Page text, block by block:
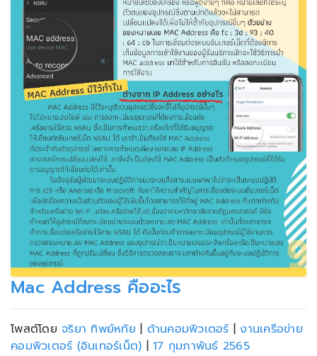
Mac Address คืออะไร
โพสต์โดย จริยา ทิพย์หทัย | ด้านคอมพิวเตอร์ | งานเครือข่าย
คอมพิวเตอร์ (อินเทอร์เน็ต) | 17 กุมภาพันธ์ 2565